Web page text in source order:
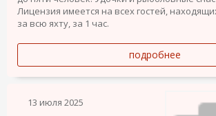
Лицензия имеется на всех гостей,
за всю яхту, за 1 час.
подробнее
13 июля 2025